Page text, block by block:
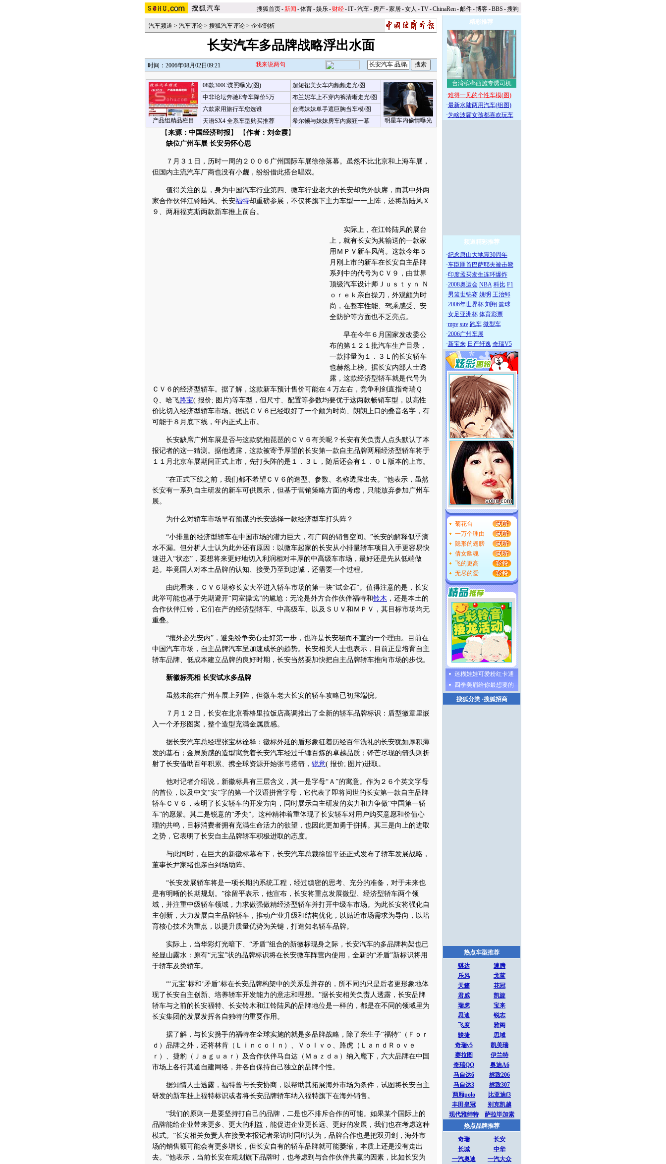
搜狐首页-新闻 -体育-娱乐- 财经-IT-汽车- 房产-家居-女人 -TV-ChinaRen-邮件-博客-BBS -搜狗
汽车频道 > 汽车评论 > 搜狐汽车评论 > 企业剖析
长安汽车多品牌战略浮出水面
时间：2006年08月02日09:21 我来说两句
产品组精品栏目
08款300C谍照曝光(图)
中非论坛奔驰E专车降价5万
六款家用旅行车您选谁
天语SX4 全系车型购买推荐
超短裙美女车内频频走光/图
明星车内偷情曝光
布兰妮车上不穿内裤清晰走光/图
台湾妹妹单手遮巨胸当车模/图
希尔顿与妹妹房车内癫狂一幕
【来源：中国经济时报】 【作者：刘金霞】
缺位广州车展 长安另怀心思
７月３１日，历时一周的２００６广州国际车展徐徐落幕。虽然不比北京和上海车展，
但国内主流汽车厂商也没有小觑，纷纷借此搭台唱戏。
值得关注的是，身为中国汽车行业第四、微车行业老大的长安却意外缺席，而其中外两
家合作伙伴江铃陆风、长安福特却重磅参展，不仅将旗下主力车型一一上阵，还将新陆风Ｘ
９、两厢福克斯两款新车推上前台。
实际上，在江铃陆风的展台
上，就有长安为其输送的一款家
用ＭＰＶ新车风尚。这款今年５
月刚上市的新车在长安自主品牌
系列中的代号为ＣＶ９，由世界
顶级汽车设计师Ｊｕｓｔｙｎ Ｎ
ｏｒｅｋ亲自操刀，外观颇为时
尚，在整车性能、驾乘感受、安
全防护等方面也不乏亮点。
早在今年６月国家发改委公
布的第１２１批汽车生产目录，
一款排量为１．３Ｌ的长安轿车
也赫然上榜。据长安内部人士透
露，这款经济型轿车就是代号为
ＣＶ６的经济型轿车。据了解，这款新车预计售价可能在４万左右，竞争利剑直指奇瑞Ｑ
Ｑ、哈飞路宝( 报价; 图片)等车型，但尺寸、配置等参数均要优于这两款畅销车型，以高性
价比切入经济型轿车市场。据说ＣＶ６已经取好了一个颇为时尚、朗朗上口的叠音名字，有
可能于８月底下线，年内正式上市。
长安缺席广州车展是否与这款犹抱琵琶的ＣＶ６有关呢？长安有关负责人点头默认了本
报记者的这一猜测。据他透露，这款被寄予厚望的长安第一款自主品牌两厢经济型轿车将于
１１月北京车展期间正式上市，先打头阵的是１．３Ｌ，随后还会有１．０Ｌ版本的上市。
“在正式下线之前，我们都不希望ＣＶ６的造型、参数、名称透露出去。”他表示，虽然
长安有一系列自主研发的新车可供展示，但基于营销策略方面的考虑，只能放弃参加广州车
展。
为什么对轿车市场早有预谋的长安选择一款经济型车打头阵？
“小排量的经济型轿车在中国市场的潜力巨大，有广阔的销售空间。”长安的解释似乎滴
水不漏。但分析人士认为此外还有原因：以微车起家的长安从小排量轿车项目入手更容易快
速进入“状态”，要想将来更好地切入利润相对丰厚的中高级车市场，最好还是先从低端做
起。毕竟国人对本土品牌的认知、接受乃至到忠诚，还需要一个过程。
由此看来，ＣＶ６堪称长安大举进入轿车市场的第一块“试金石”。值得注意的是，长安
此举可能也基于先期避开“同室操戈”的尴尬：无论是外方合作伙伴福特和铃木 ，还是本土的
合作伙伴江铃，它们在产的经济型轿车、中高级车、以及ＳＵＶ和ＭＰＶ，其目标市场均无
重叠。
“攘外必先安内”，避免纷争安心走好第一步，也许是长安秘而不宣的一个理由。目前在
中国汽车市场，自主品牌汽车呈加速成长的趋势。长安相关人士也表示，目前正是培育自主
轿车品牌、低成本建立品牌的良好时期，长安当然要加快把自主品牌轿车推向市场的步伐。
新徽标亮相 长安试水多品牌
虽然未能在广州车展上列阵，但微车老大长安的轿车攻略已初露端倪。
７月１２日，长安在北京香格里拉饭店高调推出了全新的轿车品牌标识：盾型徽章里嵌
入一个矛形图案，整个造型充满金属质感。
据长安汽车总经理张宝林诠释：徽标外延的盾形象征着历经百年洗礼的长安犹如厚积薄
发的基石；金属质感的造型寓意着长安汽车经过千锤百炼的卓越品质；锋芒尽现的箭头则折
射了长安借助百年积累、携全球资源开始张弓搭箭， 锐意( 报价; 图片)进取。
他对记者介绍说，新徽标具有三层含义，其一是字母“Ａ”的寓意。作为２６个英文字母
的首位，以及中文“安”字的第一个汉语拼音字母，它代表了即将问世的长安第一款自主品牌
轿车ＣＶ６，表明了长安轿车的开发方向，同时展示自主研发的实力和力争做“中国第一轿
车”的愿景。其二是锐意的“矛尖”。这种精神着重体现了长安轿车对用户购买意愿和价值心
理的共鸣，目标消费者拥有充满生命活力的欲望，也因此更加勇于拼搏。其三是向上的进取
之势，它表明了长安自主品牌轿车积极进取的态度。
与此同时，在巨大的新徽标幕布下，长安汽车总裁徐留平还正式发布了轿车发展战略，
董事长尹家绪也亲自到场助阵。
“长安发展轿车将是一项长期的系统工程，经过缜密的思考、充分的准备，对于未来也
是有明晰的长期规划。”徐留平表示，他宣布，长安将重点发展微型、经济型轿车两个领
域，并注重中级轿车领域，力求做强做精经济型轿车并打开中级车市场。为此长安将强化自
主创新，大力发展自主品牌轿车，推动产业升级和结构优化，以贴近市场需求为导向，以培
育核心技术为重点，以提升质量优势为关键，打造知名轿车品牌。
实际上，当华彩灯光暗下、“矛盾”组合的新徽标现身之际，长安汽车的多品牌构架也已
经显山露水：原有“元宝”状的品牌标识将在长安微车阵营内使用，全新的“矛盾”新标识将用
于轿车及类轿车。
“‘元宝’标和‘矛盾’标在长安品牌构架中的关系是并存的，所不同的只是后者更形象地体
现了长安自主创新、培养轿车开发能力的意志和理想。”据长安相关负责人透露，长安品牌
轿车与之前的长安福特、长安铃木和江铃陆风的品牌地位是一样的，都是在不同的领域里为
长安集团的发展发挥各自独特的重要作用。
据了解，与长安携手的福特在全球实施的就是多品牌战略，除了亲生子“福特”（Ｆｏｒ
ｄ）品牌之外，还将林肯（Ｌｉｎｃｏｌｎ）、Ｖｏｌｖｏ、路虎（ＬａｎｄＲｏｖｅ
ｒ）、捷豹（Ｊａｇｕａｒ）及合作伙伴马自达（Ｍａｚｄａ）纳入麾下，六大品牌在中国
市场上各行其道自建网络，并各自保持自己独立的品牌个性。
据知情人士透露，福特曾与长安协商，以帮助其拓展海外市场为条件，试图将长安自主
研发的新车挂上福特标识或者将长安品牌轿车纳入福特旗下在海外销售。
“我们的原则一是要坚持打自己的品牌，二是也不排斥合作的可能。如果某个国际上的
品牌能给企业带来更多、更大的利益，能促进企业更长远、更好的发展，我们也在考虑这种
模式。”长安相关负责人在接受本报记者采访时同时认为，品牌合作也是把双刃剑，海外市
场的销售额可能会有更多增长，但长安自有的轿车品牌就可能萎缩，本质上还是没有走出
去。”他表示，当前长安在规划旗下品牌时，也考虑到与合作伙伴共赢的因素，比如长安为
精彩推荐
台湾槟榔西施专诱司机
·难得一见的个性车模(图)
·最新水陆两用汽车(组图)
·为啥波霸女孩都喜欢玩车
频道精彩推荐
·纪念唐山大地震30周年
·车臣匪首巴萨耶夫被击毙
·印度孟买发生连环爆炸
·2008奥运会 NBA 科比 F1
·男篮世锦赛 姚明 王治郅
·2006年世界杯 刘翔 篮球
·女足亚洲杯 体育彩票
·mpv suv 跑车 微型车
·2006广州车展
·新宝来 日产轩逸 奇瑞V5
菊花台
一万个理由
隐形的翅膀
倩女幽魂
飞的更高
无尽的爱
迷糊娃娃可爱粉红卡通
四季美眉给你最想要的
搜狐分类·搜狐招商
热点车型推荐
骐达
速腾
乐风
戈蓝
天籁
花冠
君威
凯旋
瑞虎
宝来
思迪
锐志
飞度
雅阁
骏捷
思域
奇瑞v5
凯美瑞
赛拉图
伊兰特
奇瑞QQ
奥迪A6
马自达6
标致206
马自达3
标致307
两厢polo
比亚迪f3
丰田皇冠
别克凯越
现代雅绅特
萨拉毕加索
热点品牌推荐
奇瑞
长安
长城
中华
一汽奥迪
一汽大众